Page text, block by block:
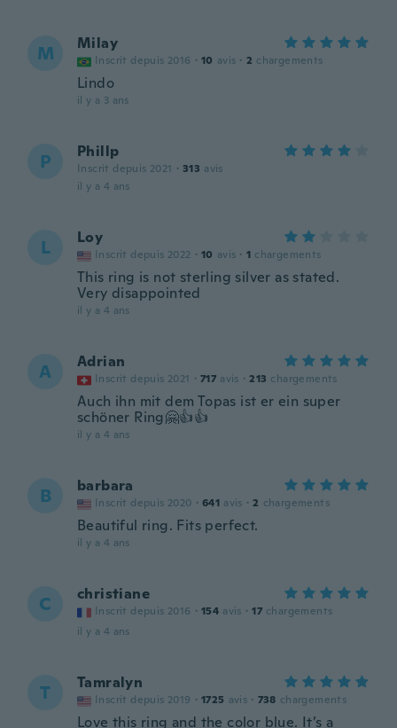
M Milay
Inscrit depuis 2016 · 10 avis · 2 chargements
Lindo
il y a 3 ans
P Phillp
Inscrit depuis 2021 · 313 avis
il y a 4 ans
L Loy
Inscrit depuis 2022 · 10 avis · 1 chargements
This ring is not sterling silver as stated.
Very disappointed
il y a 4 ans
A Adrian
Inscrit depuis 2021 · 717 avis · 213 chargements
Auch ihn mit dem Topas ist er ein super
schöner Ring🤗👍👍
il y a 4 ans
B barbara
Inscrit depuis 2020 · 641 avis · 2 chargements
Beautiful ring. Fits perfect.
il y a 4 ans
C christiane
Inscrit depuis 2016 · 154 avis · 17 chargements
il y a 4 ans
T Tamralyn
Inscrit depuis 2019 · 1725 avis · 738 chargements
Love this ring and the color blue. It’s a